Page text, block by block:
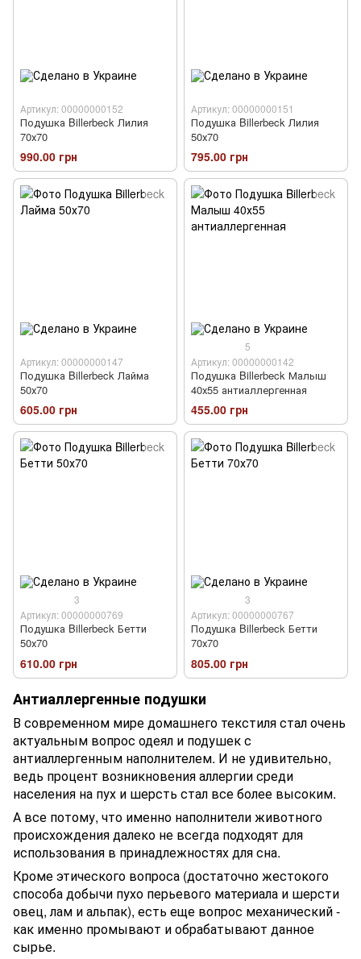
Артикул: 00000000152
Подушка Billerbeck Лилия
70х70
990.00 грн
Артикул: 00000000151
Подушка Billerbeck Лилия
50х70
795.00 грн
Артикул: 00000000147
Подушка Billerbeck Лайма
50х70
605.00 грн
5
Артикул: 00000000142
Подушка Billerbeck Малыш
40х55 антиаллергенная
455.00 грн
3
Артикул: 00000000769
Подушка Billerbeck Бетти
50х70
610.00 грн
3
Артикул: 00000000767
Подушка Billerbeck Бетти
70х70
805.00 грн
Антиаллергенные подушки
В современном мире домашнего текстиля стал очень
актуальным вопрос одеял и подушек с
антиаллергенным наполнителем. И не удивительно,
ведь процент возникновения аллергии среди
населения на пух и шерсть стал все более высоким.
А все потому, что именно наполнители животного
происхождения далеко не всегда подходят для
использования в принадлежностях для сна.
Кроме этического вопроса (достаточно жестокого
способа добычи пухо перьевого материала и шерсти
овец, лам и альпак), есть еще вопрос механический -
как именно промывают и обрабатывают данное
сырье.